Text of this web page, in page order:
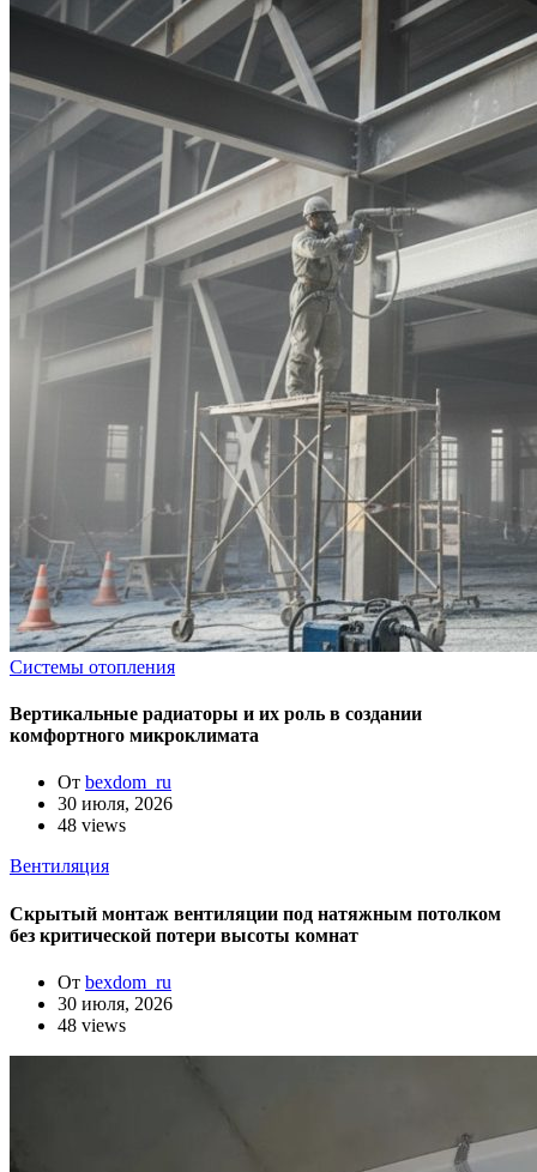
Системы отопления
Вертикальные радиаторы и их роль в создании
комфортного микроклимата
От bexdom_ru
30 июля, 2026
48 views
Вентиляция
Скрытый монтаж вентиляции под натяжным потолком
без критической потери высоты комнат
От bexdom_ru
30 июля, 2026
48 views